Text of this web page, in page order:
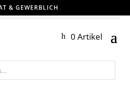
& GEWERBLICH
0 Artikel